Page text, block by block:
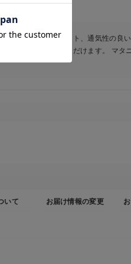
たりとしたシルエット、通気性の良
テムまでご購入いただけます。 マタ
いて お届け情報の変更